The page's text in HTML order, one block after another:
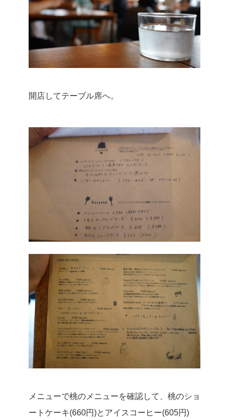
開店してテーブル席へ。
メニューで桃のメニューを確認して、桃のショ
ートケーキ(660円)とアイスコーヒー(605円)